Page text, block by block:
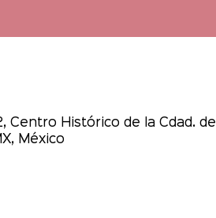
Centro Histórico de la Cdad.
México